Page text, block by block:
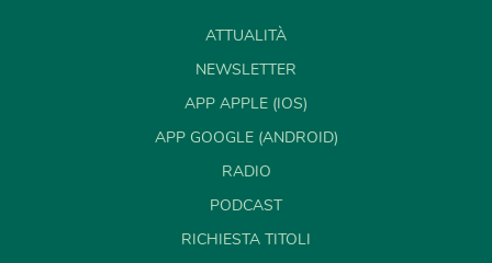
ATTUALITÀ
NEWSLETTER
APP APPLE (IOS)
APP GOOGLE (ANDROID)
RADIO
PODCAST
RICHIESTA TITOLI